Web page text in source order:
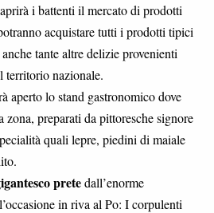
i battenti il mercato di prodotti
acquistare tutti i prodotti tipici
tante altre delizie provenienti
territorio nazionale.
aperto lo stand gastronomico dove
zona, preparati da pittoresche signore
quali lepre, piedini di maiale
pretedall’enorme
in riva al Po: I corpulenti